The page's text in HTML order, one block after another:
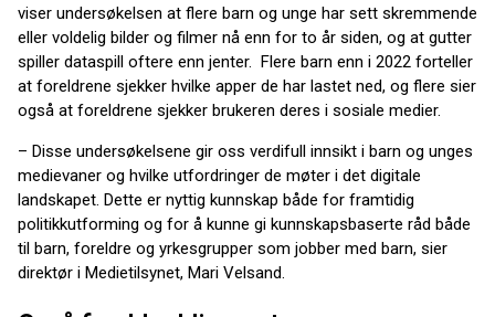
viser undersøkelsen at flere barn og unge har sett skremmende
eller voldelig bilder og filmer nå enn for to år siden, og at gutter
spiller dataspill oftere enn jenter. Flere barn enn i 2022 forteller
at foreldrene sjekker hvilke apper de har lastet ned, og flere sier
også at foreldrene sjekker brukeren deres i sosiale medier.
– Disse undersøkelsene gir oss verdifull innsikt i barn og unges
medievaner og hvilke utfordringer de møter i det digitale
landskapet. Dette er nyttig kunnskap både for framtidig
politikkutforming og for å kunne gi kunnskapsbaserte råd både
til barn, foreldre og yrkesgrupper som jobber med barn, sier
direktør i Medietilsynet, Mari Velsand.